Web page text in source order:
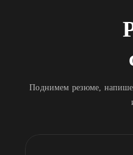
Поднимем резюме,